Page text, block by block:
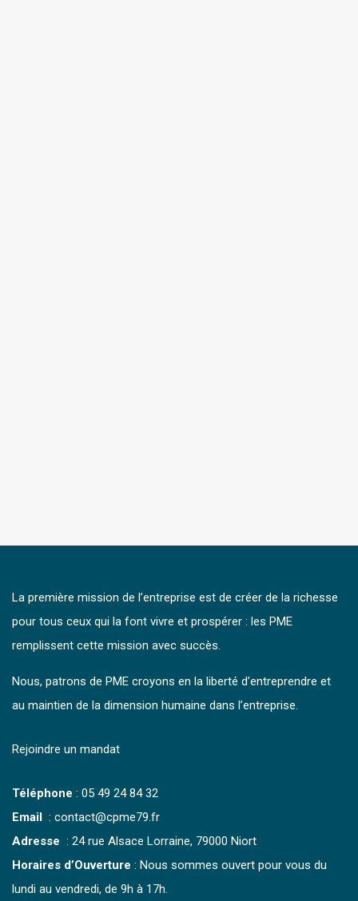
La première mission de l’entreprise est de créer de la richesse
pour tous ceux qui la font vivre et prospérer : les PME
remplissent cette mission avec succès.
Nous, patrons de PME croyons en la liberté d’entreprendre et
au maintien de la dimension humaine dans l’entreprise.
Rejoindre un mandat
Téléphone : 05 49 24 84 32
Email : contact@cpme79.fr
Adresse : 24 rue Alsace Lorraine, 79000 Niort
Horaires d’Ouverture : Nous sommes ouvert pour vous du
lundi au vendredi, de 9h à 17h.